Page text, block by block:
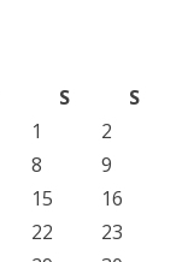
S
S
1
2
8
9
15
16
22
23